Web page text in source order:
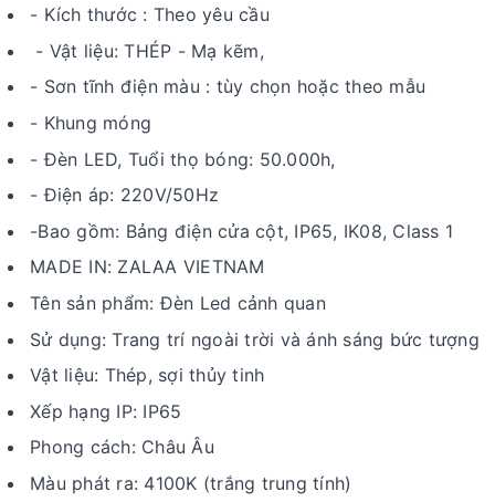
- Kích thước : Theo yêu cầu
- Vật liệu: THÉP - Mạ kẽm,
- Sơn tĩnh điện màu : tùy chọn hoặc theo mẫu
- Khung móng
- Đèn LED, Tuổi thọ bóng: 50.000h,
-Điện áp: 220V/50Hz
-Bao gồm: Bảng điện cửa cột, IP65, IK08, Class 1
MADE IN: ZALAA VIETNAM
Tên sản phẩm: Đèn Led cảnh quan
Sử dụng: Trang trí ngoài trời và ánh sáng bức tượng
Vật liệu: Thép, sợi thủy tinh
Xếp hạng IP: IP65
Phong cách: Châu Âu
Màu phát ra: 4100K (trắng trung tính)